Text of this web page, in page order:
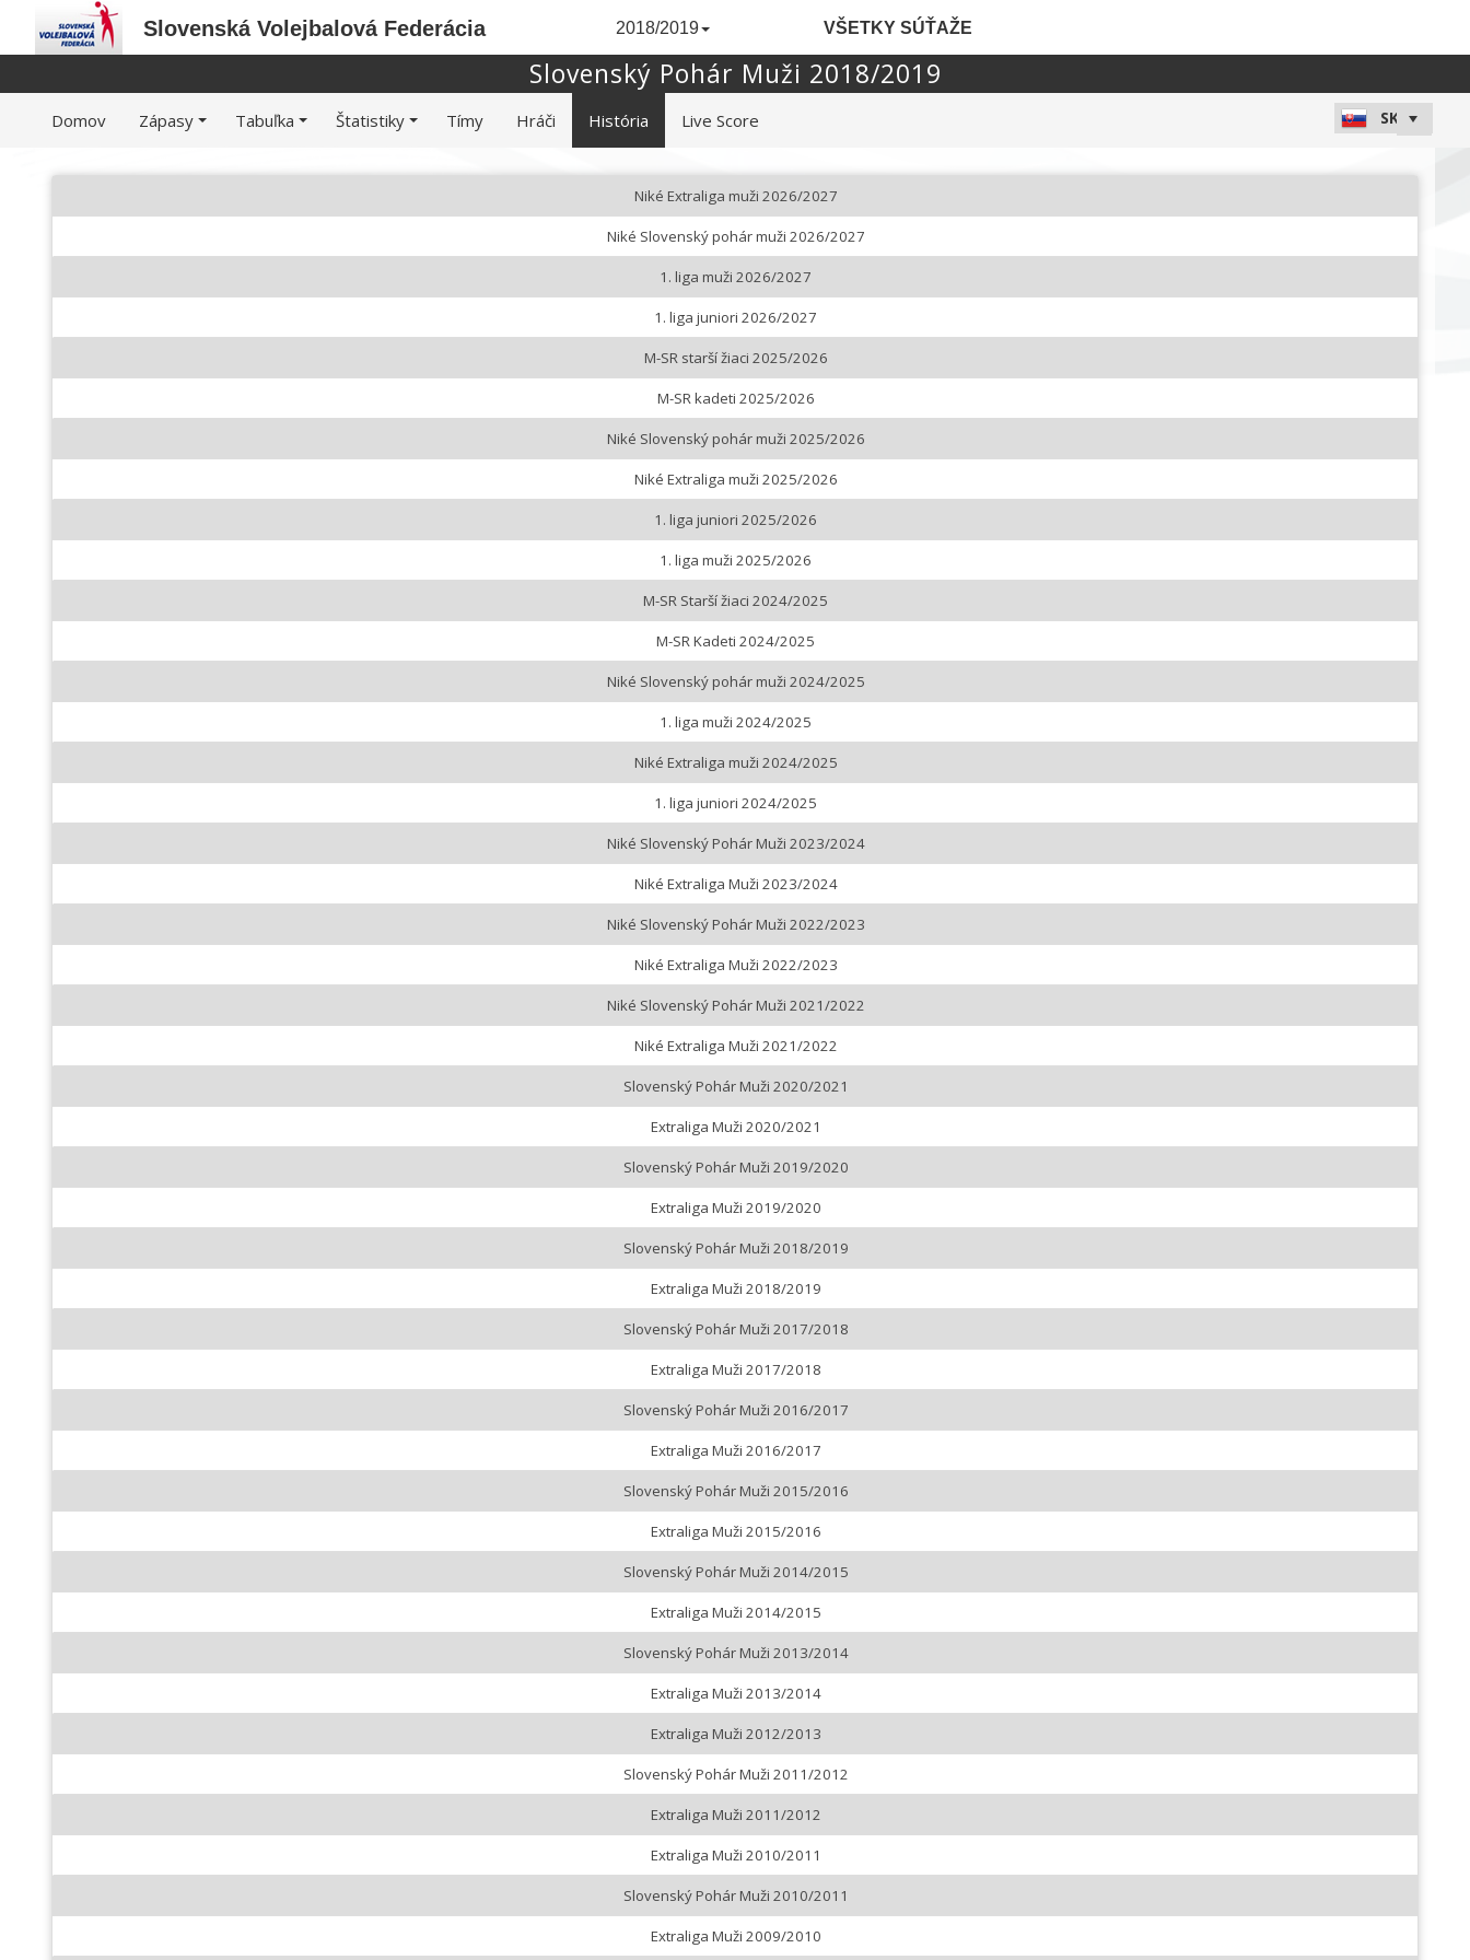
Slovenská Volejbalová Federácia 2018/2019 VŠETKY SÚŤAŽE
Slovenský Pohár Muži 2018/2019
Domov Zápasy Tabuľka Štatistiky Tímy Hráči História Live Score
Niké Extraliga muži 2026/2027
Niké Slovenský pohár muži 2026/2027
1. liga muži 2026/2027
1. liga juniori 2026/2027
M-SR starší žiaci 2025/2026
M-SR kadeti 2025/2026
Niké Slovenský pohár muži 2025/2026
Niké Extraliga muži 2025/2026
1. liga juniori 2025/2026
1. liga muži 2025/2026
M-SR Starší žiaci 2024/2025
M-SR Kadeti 2024/2025
Niké Slovenský pohár muži 2024/2025
1. liga muži 2024/2025
Niké Extraliga muži 2024/2025
1. liga juniori 2024/2025
Niké Slovenský Pohár Muži 2023/2024
Niké Extraliga Muži 2023/2024
Niké Slovenský Pohár Muži 2022/2023
Niké Extraliga Muži 2022/2023
Niké Slovenský Pohár Muži 2021/2022
Niké Extraliga Muži 2021/2022
Slovenský Pohár Muži 2020/2021
Extraliga Muži 2020/2021
Slovenský Pohár Muži 2019/2020
Extraliga Muži 2019/2020
Slovenský Pohár Muži 2018/2019
Extraliga Muži 2018/2019
Slovenský Pohár Muži 2017/2018
Extraliga Muži 2017/2018
Slovenský Pohár Muži 2016/2017
Extraliga Muži 2016/2017
Slovenský Pohár Muži 2015/2016
Extraliga Muži 2015/2016
Slovenský Pohár Muži 2014/2015
Extraliga Muži 2014/2015
Slovenský Pohár Muži 2013/2014
Extraliga Muži 2013/2014
Extraliga Muži 2012/2013
Slovenský Pohár Muži 2011/2012
Extraliga Muži 2011/2012
Extraliga Muži 2010/2011
Slovenský Pohár Muži 2010/2011
Extraliga Muži 2009/2010